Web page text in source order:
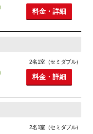
料金・詳細
2名1室（セミダブル）
料金・詳細
2名1室（セミダブル）